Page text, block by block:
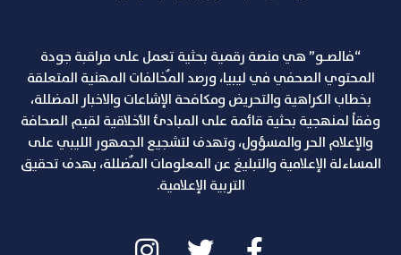
“فالصـو” هي منصة رقمية بحثية تعمل على مراقبة جودة
المحتوي الصحفي في ليبيا، ورصد المٌخالفات المهنية المتعلقة
بخطاب الكراهية والتحريض ومكافحة الإشاعات والاخبار المضللة،
وفقاً لمنهجية بحثية قائمة على المبادئ الأخلاقية لقيم الصحافة
والإعلام الحر والمسؤول، وتهدف لتشجيع الجمهور الليبي على
المساءلة الإعلامية والتبليغ عن المعلومات المٌضللة، بهدف تحقيق
التربية الإعلامية.